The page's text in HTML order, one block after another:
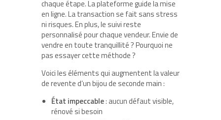
chaque étape. La plateforme guide la mise
en ligne. La transaction se fait sans stress
ni risques. En plus, le suivi reste
personnalisé pour chaque vendeur. Envie de
vendre en toute tranquillité ? Pourquoi ne
pas essayer cette méthode ?
Voici les éléments qui augmentent la valeur
de revente d’un bijou de seconde main :
État impeccable: aucun défaut visible,
rénové si besoin